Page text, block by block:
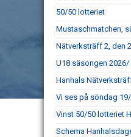
50/50 lotteriet
Mustaschmatchen,
Nätverksträff 2, den
U18 säsongen
Hanhals
Vi ses på söndag
Vinst 50/50 lotteriet
Schema